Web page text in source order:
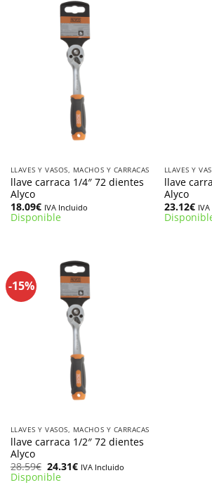
LLAVES Y VASOS, MACHOS Y CARRACAS
llave carraca 1/4″ 72 dientes
Alyco
18.09€ IVA Incluido
Disponible
LLAVES Y
llave
Alyco
23.12€
-15%
LLAVES Y VASOS, MACHOS Y CARRACAS
llave carraca 1/2″ 72 dientes
Alyco
28.59€ El
precio
original
24.31€ElIVA Incluido
Disponible